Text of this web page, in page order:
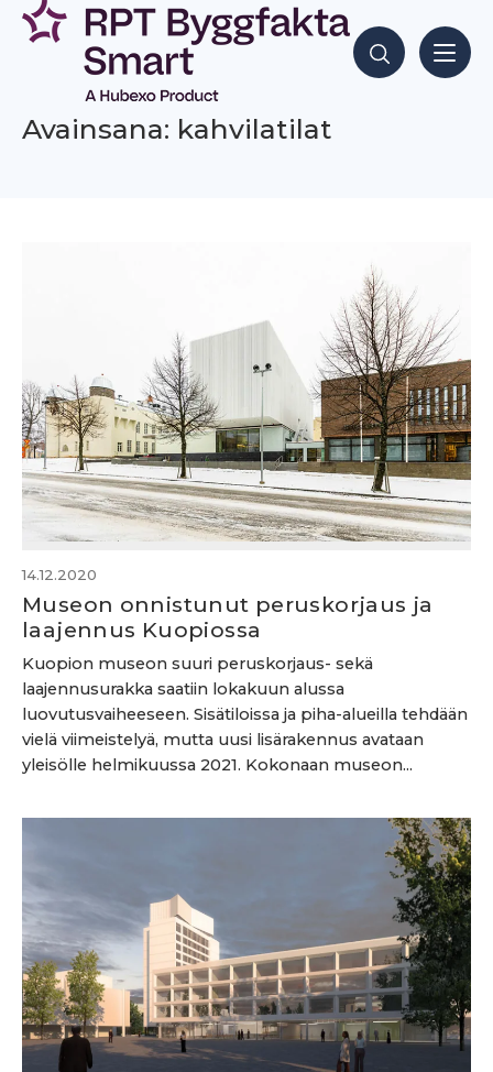
Siirry
sisältöön
Hae sisältöjä
Avainsana: kahvilatilat
14.12.2020
Museon onnistunut peruskorjaus ja
laajennus Kuopiossa
Kuopion museon suuri peruskorjaus- sekä
laajennusurakka saatiin lokakuun alussa
luovutusvaiheeseen. Sisätiloissa ja piha-alueilla tehdään
vielä viimeistelyä, mutta uusi lisärakennus avataan
yleisölle helmikuussa 2021. Kokonaan museon...